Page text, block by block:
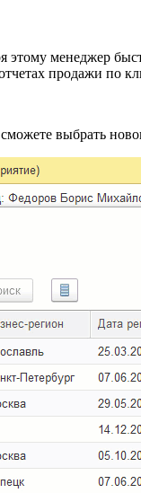
менеджер
продажи по
выбрать